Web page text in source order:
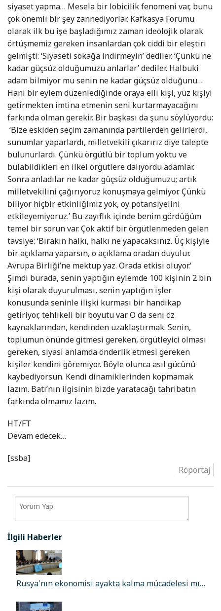
siyaset yapma… Mesela bir lobicilik fenomeni var, bunu
çok önemli bir şey zannediyorlar. Kafkasya Forumu
olarak ilk bu işe başladığımız zaman ideolojik olarak
örtüşmemiz gereken insanlardan çok ciddi bir eleştiri
gelmişti: ‘Siyaseti sokağa indirmeyin’ dediler. ‘Çünkü ne
kadar güçsüz olduğumuzu anlarlar’ dediler. Halbuki
adam bilmiyor mu senin ne kadar güçsüz olduğunu…
Hani bir eylem düzenlediğinde oraya elli kişi, yüz kişiyi
getirmekten imtina etmenin seni kurtarmayacağını
farkında olman gerekir. Bir başkası da şunu söylüyordu:
‘Bize eskiden seçim zamanında partilerden gelirlerdi,
sunumlar yaparlardı, milletvekili çıkarırız diye talepte
bulunurlardı. Çünkü örgütlü bir toplum yoktu ve
bulabildikleri en ilkel örgütlere dalıyordu adamlar.
Sonra anladılar ne kadar güçsüz olduğumuzu; artık
milletvekilini çağırıyoruz konuşmaya gelmiyor. Çünkü
biliyor hiçbir etkinliğimiz yok, oy potansiyelini
etkileyemiyoruz.’ Bu zayıflık içinde benim gördüğüm
temel bir sorun var. Çok aktif bir örgütlenmeden gelen
tavsiye: ‘Bırakın halkı, halkı ne yapacaksınız. Üç kişiyle
bir açıklama yaparsın, o açıklama oradan duyulur.
Avrupa Birliği’ne mektup yaz. Orada etkisi oluyor.’
Şimdi burada, senin yaptığın eylemde 100 kişinin 2 bin
kişi olarak duyurulması, senin yaptığın işler
konusunda seninle ilişki kurması bir handikap
getiriyor, tehlikeli bir boyutu var. O da seni öz
kaynaklarından, kendinden uzaklaştırmak. Senin,
toplumun önünde gitmesi gereken, örgütleyici olması
gereken, siyasi anlamda önderlik etmesi gereken
kişiler kendini göremiyor. Böyle olunca asıl gücünü
kaybediyorsun. Kendi dinamiklerinden kopmamak
lazım. Batı’nın ilgisinin bizde yaratacağı tahribatın
farkında olmamız lazım.
HT/FT
Devam edecek…
[ssba]
Röportaj
İlgili Haberler
Rusya'nın ekonomisi ayakta kalma mücadelesi mı…